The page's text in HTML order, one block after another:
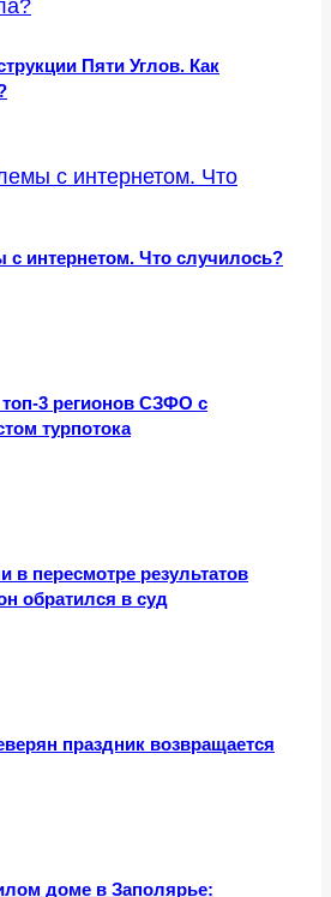
Пяти Углов. Как
интернетом. Что случилось?
3 регионов СЗФО с
турпотока
в пересмотре результатов
обратился в суд
праздник возвращается
доме в Заполярье: